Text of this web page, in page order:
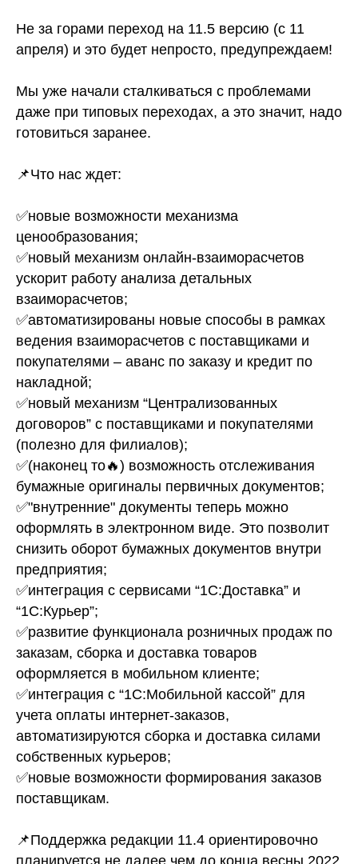
Не за горами переход на 11.5 версию (с 11
апреля) и это будет непросто, предупреждаем!
Мы уже начали сталкиваться с проблемами
даже при типовых переходах, а это значит, надо
готовиться заранее.
📌Что нас ждет:
✅новые возможности механизма
ценообразования;
✅новый механизм онлайн-взаиморасчетов
ускорит работу анализа детальных
взаиморасчетов;
✅автоматизированы новые способы в рамках
ведения взаиморасчетов с поставщиками и
покупателями – аванс по заказу и кредит по
накладной;
✅новый механизм “Централизованных
договоров” с поставщиками и покупателями
(полезно для филиалов);
✅(наконец то🔥) возможность отслеживания
бумажные оригиналы первичных документов;
✅"внутренние" документы теперь можно
оформлять в электронном виде. Это позволит
снизить оборот бумажных документов внутри
предприятия;
✅интеграция с сервисами “1С:Доставка” и
“1С:Курьер”;
✅развитие функционала розничных продаж по
заказам, сборка и доставка товаров
оформляется в мобильном клиенте;
✅интеграция с “1С:Мобильной кассой” для
учета оплаты интернет-заказов,
автоматизируются сборка и доставка силами
собственных курьеров;
✅новые возможности формирования заказов
поставщикам.
📌Поддержка редакции 11.4 ориентировочно
планируется не далее чем до конца весны 2022